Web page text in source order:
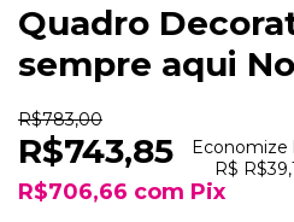
Quadro
sempre aqui
R$783,00
R$743,85
Economize
R$
R$706,66 com Pix